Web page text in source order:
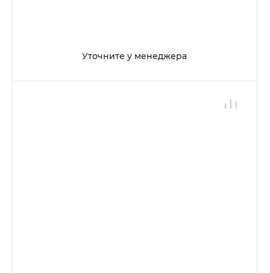
Уточните у менеджера